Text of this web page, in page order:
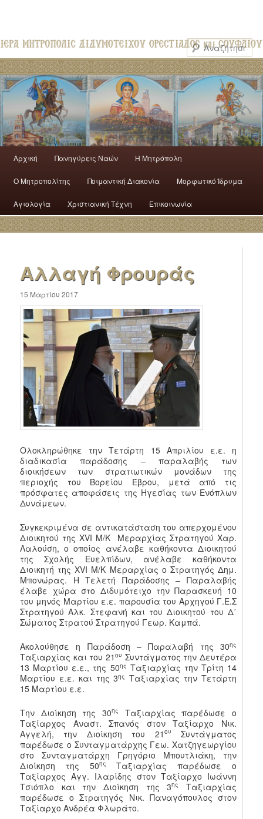
Αρχική Πανηγύρεις Ναών H Mητρόπολη
Ο Mητροπολίτης Ποιμαντική Διακονία Μορφωτικό Ίδρυμα
Αγιολογία Χριστιανική Τέχνη Επικοινωνία
Αλλαγή Φρουράς
15 Μαρτίου 2017
Ολοκληρώθηκε την Τετάρτη 15 Απριλίου ε.ε. η
διαδικασία παράδοσης – παραλαβής των
διοικήσεων των στρατιωτικών μονάδων της
περιοχής του Βορείου Έβρου, μετά από τις
πρόσφατες αποφάσεις της Ηγεσίας των Ενόπλων
Δυνάμεων.
Συγκεκριμένα σε αντικατάσταση του απερχομένου
Διοικητού της XVI Μ/Κ Μεραρχίας Στρατηγού Χαρ.
Λαλούση, ο οποίος ανέλαβε καθήκοντα Διοικητού
της Σχολής Ευελπίδων, ανέλαβε καθήκοντα
Διοικητή της XVI Μ/Κ Μεραρχίας ο Στρατηγός Δημ.
Μπονώρας. Η Τελετή Παράδοσης – Παραλαβής
έλαβε χώρα στο Διδυμότειχο την Παρασκευή 10
του μηνός Μαρτίου ε.ε. παρουσία του Αρχηγού Γ.Ε.Σ
Στρατηγού Αλκ. Στεφανή και του Διοικητού του Δ΄
Σώματος Στρατού Στρατηγού Γεωρ. Καμπά.
Ακολούθησε η Παράδοση – Παραλαβή της 30ης
Ταξιαρχίας και του 21 ου Συντάγματος την Δευτέρα
13 Μαρτίου ε.ε., της 50ης Ταξιαρχίας την Τρίτη 14
Μαρτίου ε.ε. και της 3ης Ταξιαρχίας την Τετάρτη
15 Μαρτίου ε.ε.
Την Διοίκηση της 30ης
Ταξιαρχίας παρέδωσε ο
Ταξίαρχος Αναστ. Σπανός στον Ταξίαρχο Νικ.
Αγγελή, την Διοίκηση του 21 ου
Συντάγματος
παρέδωσε ο Συνταγματάρχης Γεω. Χατζηγεωργίου
στο Συνταγματάρχη Γρηγόριο Μπουτλιάκη, την
Διοίκηση της 50ης
Ταξιαρχίας παρέδωσε ο
Ταξίαρχος Αγγ. Ιλαρίδης στον Ταξίαρχο Ιωάννη
Τσιόπλο και την Διοίκηση της 3ης
Ταξιαρχίας
παρέδωσε ο Στρατηγός Νικ. Παναγόπουλος στον
Ταξίαρχο Ανδρέα Φλωράτο.